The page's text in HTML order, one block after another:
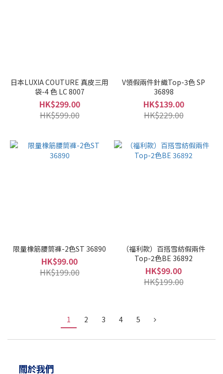
日本LUXIA COUTURE 真皮三用
袋-4 色 LC 8007
HK$299.00
HK$599.00
V領假兩件針織Top-3色 SP
36898
HK$139.00
HK$229.00
限量橡筋腰筒褲-2色ST 36890
HK$99.00
HK$199.00
（福利款）百搭雪紡假兩件
Top-2色BE 36892
HK$99.00
HK$199.00
1 2 3 4 5
關於我們